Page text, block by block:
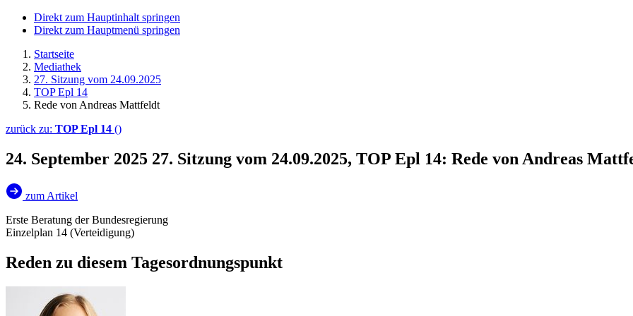
Direkt zum Hauptinhalt springen
Direkt zum Hauptmenü springen
Startseite
Mediathek
27. Sitzung vom 24.09.2025
TOP Epl 14
Rede von Andreas Mattfeldt
zurück zu: TOP Epl 14 ()
24. September 2025 27. Sitzung vom 24.09.2025, TOP Epl 14: Rede von Andreas
zum Artikel
Erste Beratung der Bundesregierung
Einzelplan 14 (Verteidigung)
Reden zu diesem Tagesordnungspunkt